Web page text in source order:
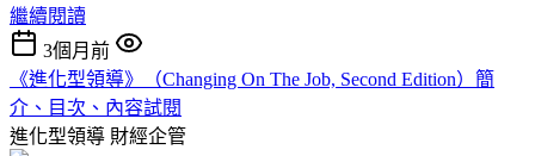
繼續閱讀
3個月前
《進化型領導》（Changing On The Job, Second Edition）簡
介、目次、內容試閱
進化型領導 財經企管